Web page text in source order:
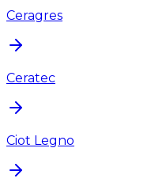
Ceragres
Ceratec
Ciot Legno